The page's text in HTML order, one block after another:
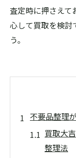
査定時に押さえて
心して買取を検討
う。
不要品整理
買取大
整理法